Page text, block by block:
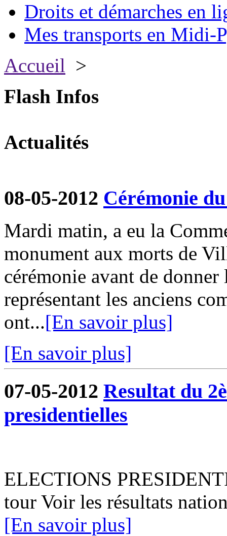
Droits et démarches en
Mes transports en Midi-
Accueil >
Flash Infos
Actualités
08-05-2012 Cérémonie
Mardi matin, a eu la
monument aux morts de
cérémonie avant de
représentant les anciens
ont...[En savoir plus]
[En savoir plus]
07-05-2012 Resultat du
presidentielles
ELECTIONS
tour Voir les résultats
[En savoir plus]